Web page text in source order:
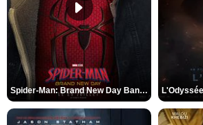
Spider-Man: Brand New Day Bande-annonce VO STFR